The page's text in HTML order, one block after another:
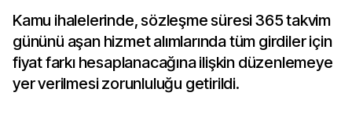
Kamu ihalelerinde, sözleşme süresi 365 takvim
gününü aşan hizmet alımlarında tüm girdiler için
fiyat farkı hesaplanacağına ilişkin düzenlemeye
yer verilmesi zorunluluğu getirildi.